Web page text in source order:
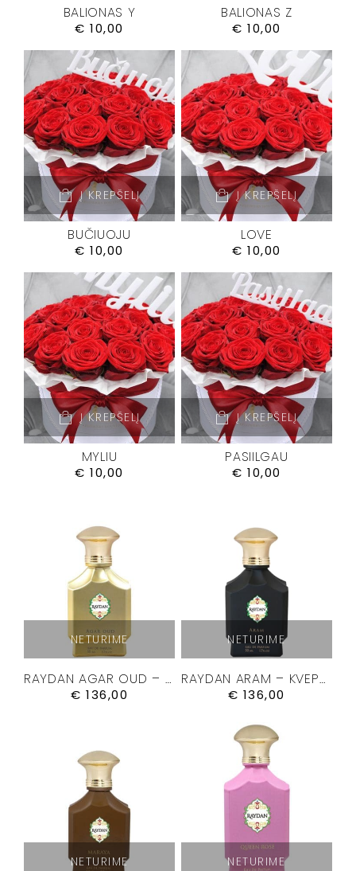
BALIONAS Y
€ 10,00
BALIONAS Z
€ 10,00
Į KREPŠELĮ
BUČIUOJU
€ 10,00
Į KREPŠELĮ
LOVE
€ 10,00
Į KREPŠELĮ
MYLIU
€ 10,00
Į KREPŠELĮ
PASIILGAU
€ 10,00
NETURIME
RAYDAN AGAR OUD – KVEPALAI 50ML.
€ 136,00
NETURIME
RAYDAN ARAM – KVEPALAI 50ML.
€ 136,00
NETURIME NETURIME